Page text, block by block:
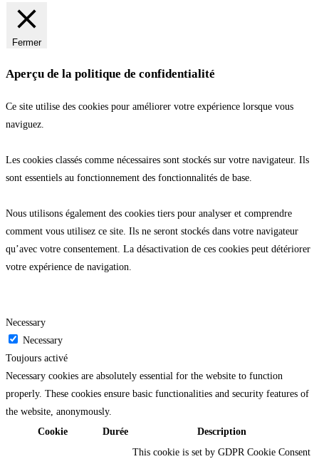
Fermer
Aperçu de la politique de confidentialité
Ce site utilise des cookies pour améliorer votre expérience lorsque vous
naviguez.
Les cookies classés comme nécessaires sont stockés sur votre navigateur. Ils
sont essentiels au fonctionnement des fonctionnalités de base.
Nous utilisons également des cookies tiers pour analyser et comprendre
comment vous utilisez ce site. Ils ne seront stockés dans votre navigateur
qu’avec votre consentement. La désactivation de ces cookies peut détériorer
votre expérience de navigation.
Necessary
Necessary
Toujours activé
Necessary cookies are absolutely essential for the website to function
properly. These cookies ensure basic functionalities and security features of
the website, anonymously.
Cookie
Durée Description
This cookie is set by GDPR Cookie Consent